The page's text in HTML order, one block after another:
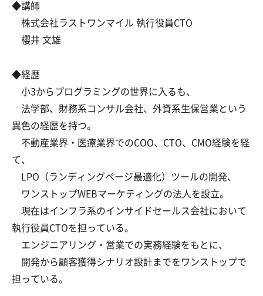
◆講師
株式会社ラストワンマイル 執行役員CTO
櫻井 文雄
◆経歴
小3からプログラミングの世界に入るも、
法学部、財務系コンサル会社、外資系生保営業という
異色の経歴を持つ。
不動産業界・医療業界でのCOO、CTO、CMO経験を経
て、
LPO（ランディングページ最適化）ツールの開発、
ワンストップWEBマーケティングの法人を設立。
現在はインフラ系のインサイドセールス会社において
執行役員CTOを担っている。
エンジニアリング・営業での実務経験をもとに、
開発から顧客獲得シナリオ設計までをワンストップで
担っている。